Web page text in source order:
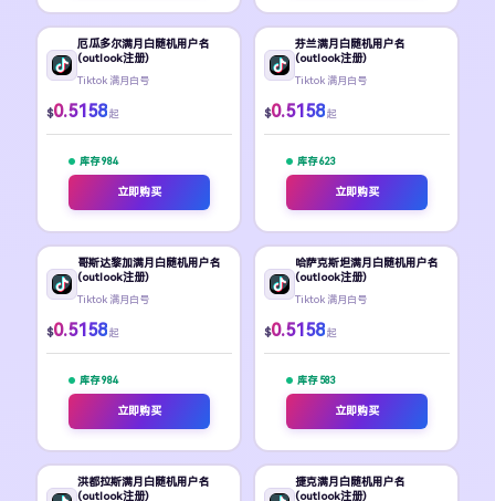
厄瓜多尔满月白随机用户名
(outlook注册)
Tiktok 满月白号
$0.5158 起
库存 984
立即购买
芬兰满月白随机用户名
(outlook注册)
Tiktok 满月白号
$0.5158 起
库存 623
立即购买
哥斯达黎加满月白随机用户名
(outlook注册)
Tiktok 满月白号
$0.5158 起
库存 984
立即购买
哈萨克斯坦满月白随机用户名
(outlook注册)
Tiktok 满月白号
$0.5158 起
库存 583
立即购买
洪都拉斯满月白随机用户名
(outlook注册)
捷克满月白随机用户名
(outlook注册)